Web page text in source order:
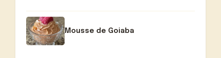
Mousse de Goiaba